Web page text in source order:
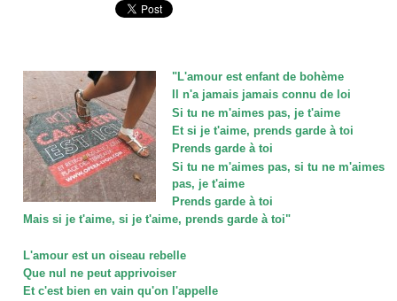
"L'amour est enfant de bohème
Il n'a jamais jamais connu de loi
Si tu ne m'aimes pas, je t'aime
Et si je t'aime, prends garde à toi
Prends garde à toi
Si tu ne m'aimes pas, si tu ne m'aimes
pas, je t'aime
Prends garde à toi
Mais si je t'aime, si je t'aime, prends garde à toi"
L'amour est un oiseau rebelle
Que nul ne peut apprivoiser
Et c'est bien en vain qu'on l'appelle